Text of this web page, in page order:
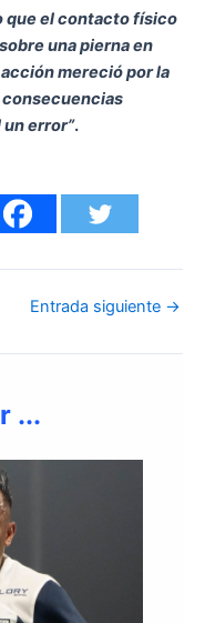
que el contacto físico
una pierna en
mereció por la
error”.
Entrada siguiente →
...